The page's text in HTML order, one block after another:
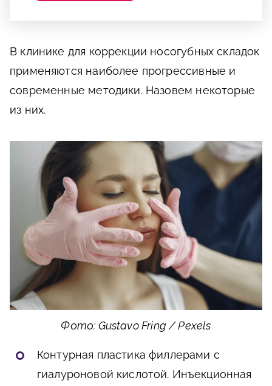
В клинике для коррекции носогубных складок
применяются наиболее прогрессивные и
современные методики. Назовем некоторые
из них.
Фото: Gustavo Fring / Pexels
Контурная пластика филлерами с
гиалуроновой кислотой. Инъекционная